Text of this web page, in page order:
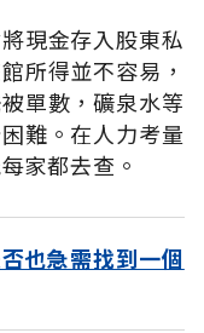
現金存入股東私
所得並不容易，
單數，礦泉水等
難。在人力考量
家都去查。
也急需找到一個